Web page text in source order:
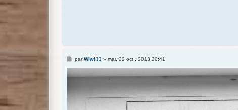
M
s
parWiwi33» mar. 22 oct., 2013 20:41